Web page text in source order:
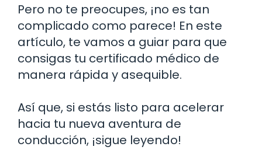
Pero no te preocupes, ¡no es tan
complicado como parece! En este
artículo, te vamos a guiar para que
consigas tu certificado médico de
manera rápida y asequible.
Así que, si estás listo para acelerar
hacia tu nueva aventura de
conducción, ¡sigue leyendo!